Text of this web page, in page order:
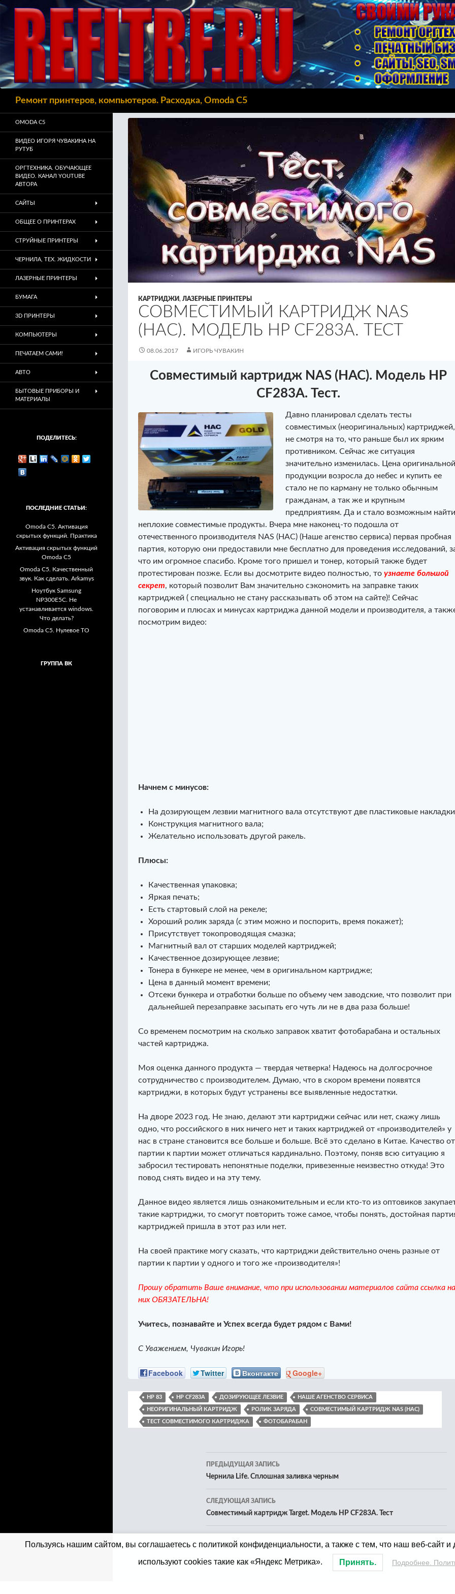
Ремонт принтеров, компьютеров. Расходка, Omoda C5
КАРТРИДЖИ, ЛАЗЕРНЫЕ ПРИНТЕРЫ
СОВМЕСТИМЫЙ КАРТРИДЖ NAS
(НАС). МОДЕЛЬ HP CF283A. ТЕСТ
08.06.2017 ИГОРЬ ЧУВАКИН
Совместимый картридж NAS (НАС). Модель HP
CF283A. Тест.
Давно планировал сделать тесты
совместимых (неоригинальных) картриджей,
не смотря на то, что раньше был их ярким
противником. Сейчас же ситуация
значительно изменилась. Цена оригинальной
продукции возросла до небес и купить ее
стало не по карману не только обычным
гражданам, а так же и крупным
предприятиям. Да и стало возможным найти
неплохие совместимые продукты. Вчера мне наконец-то подошла от
отечественного производителя NAS (НАС) (Наше агенство сервиса) первая пробная
партия, которую они предоставили мне бесплатно для проведения исследований,
что им огромное спасибо. Кроме того пришел и тонер, который также будет
протестирован позже. Если вы досмотрите видео полностью, то узнаете большой
секрет, который позволит Вам значительно сэкономить на заправке таких
картриджей ( специально не стану рассказывать об этом на сайте)! Сейчас
поговорим и плюсах и минусах картриджа данной модели и производителя, а
посмотрим видео:
Начнем с минусов:
На дозирующем лезвии магнитного вала отсутствуют две пластиковые
Конструкция магнитного вала;
Желательно использовать другой ракель.
Плюсы:
Качественная упаковка;
Яркая печать;
Есть стартовый слой на рекеле;
Хороший ролик заряда (с этим можно и поспорить, время покажет);
Присутствует токопроводящая смазка;
Магнитный вал от старших моделей картриджей;
Качественное дозирующее лезвие;
Тонера в бункере не менее, чем в оригинальном картридже;
Цена в данный момент времени;
Отсеки бункера и отработки больше по объему чем заводские, что позволит при
дальнейшей перезаправке засыпать его чуть ли не в два раза больше!
Со временем посмотрим на сколько заправок хватит фотобарабана и остальных
частей картриджа.
Моя оценка данного продукта — твердая четверка! Надеюсь на долгосрочное
сотрудничество с производителем. Думаю, что в скором времени появятся
картриджи, в которых будут устранены все выявленные недостатки.
На дворе 2023 год. Не знаю, делают эти картриджи сейчас или нет, скажу лишь
одно, что российского в них ничего нет и таких картриджей от «производителей» у
нас в стране становится все больше и больше. Всё это сделано в Китае. Качество от
партии к партии может отличаться кардинально. Поэтому, поняв всю ситуацию я
забросил тестировать непонятные поделки, привезенные неизвестно откуда! Это
повод снять видео и на эту тему.
Данное видео является лишь ознакомительным и если кто-то из оптовиков
такие картриджи, то смогут повторить тоже самое, чтобы понять, достойная
картриджей пришла в этот раз или нет.
На своей практике могу сказать, что картриджи действительно очень разные от
партии к партии у одного и того же «производителя»!
Прошу обратить Ваше внимание, что при использовании материалов сайта ссылка на
них ОБЯЗАТЕЛЬНА!
Учитесь, познавайте и Успех всегда будет рядом с Вами!
С Уважением, Чувакин Игорь!
Facebook Twitter Вконтакте Google+
HP 83 HP CF283A ДОЗИРУЮЩЕЕ ЛЕЗВИЕ НАШЕ АГЕНСТВО СЕРВИСА
НЕОРИГИНАЛЬНЫЙ КАРТРИДЖ РОЛИК ЗАРЯДА СОВМЕСТИМЫЙ КАРТРИДЖ NAS (НАС)
ТЕСТ СОВМЕСТИМОГО КАРТРИДЖА ФОТОБАРАБАН
Навигация
по
записям
ПРЕДЫДУЩАЯ ЗАПИСЬ
Чернила Life. Сплошная заливка черным
СЛЕДУЮЩАЯ ЗАПИСЬ
Совместимый картридж Target. Модель HP CF283A. Тест
OMODA C5
ВИДЕО ИГОРЯ ЧУВАКИНА НА
РУТУБ
ОРГТЕХНИКА. ОБУЧАЮЩЕЕ
ВИДЕО. КАНАЛ YOUTUBE
АВТОРА
САЙТЫ
ОБЩЕЕ О ПРИНТЕРАХ
СТРУЙНЫЕ ПРИНТЕРЫ
ЧЕРНИЛА, ТЕХ. ЖИДКОСТИ
ЛАЗЕРНЫЕ ПРИНТЕРЫ
БУМАГА
3D ПРИНТЕРЫ
КОМПЬЮТЕРЫ
ПЕЧАТАЕМ САМИ!
АВТО
БЫТОВЫЕ ПРИБОРЫ И
МАТЕРИАЛЫ
ПОДЕЛИТЕСЬ:
ПОСЛЕДНИЕ СТАТЬИ:
Omoda C5. Активация
скрытых функций. Практика
Активация скрытых функций
Omoda C5
Omoda C5. Качественный
звук. Как сделать. Arkamys
Ноутбук Samsung
NP300E5C. Не
устанавливается windows.
Что делать?
Omoda C5. Нулевое ТО
ГРУППА ВК
Пользуясь нашим сайтом, вы соглашаетесь с политикой конфиденциальности, а также с тем, что наш веб-сайт
используют cookies такие как «Яндекс Метрика». Принять. Подробнее.